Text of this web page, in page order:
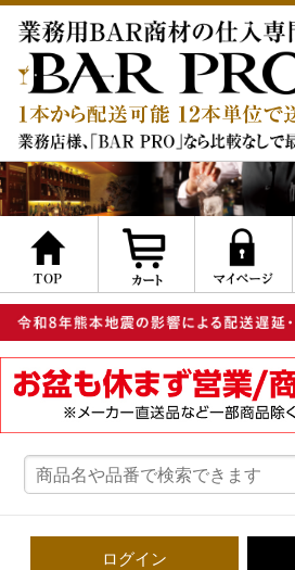
ログイン